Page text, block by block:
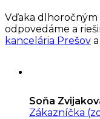
Vďaka dlhoročným
odpovedáme a
kancelária Prešov a
Soňa
Zákazníčka